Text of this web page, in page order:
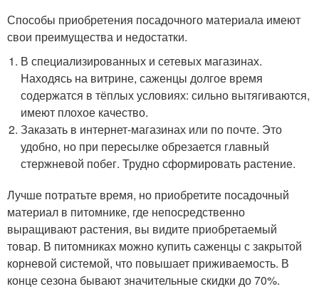
Способы приобретения посадочного материала имеют
свои преимущества и недостатки.
В специализированных и сетевых магазинах.
Находясь на витрине, саженцы долгое время
содержатся в тёплых условиях: сильно вытягиваются,
имеют плохое качество.
Заказать в интернет-магазинах или по почте. Это
удобно, но при пересылке обрезается главный
стержневой побег. Трудно сформировать растение.
Лучше потратьте время, но приобретите посадочный
материал в питомнике, где непосредственно
выращивают растения, вы видите приобретаемый
товар. В питомниках можно купить саженцы с закрытой
корневой системой, что повышает приживаемость. В
конце сезона бывают значительные скидки до 70%.